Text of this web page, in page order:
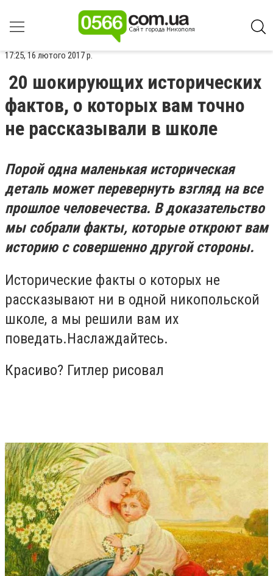
17:25, 16 лютого 2017 р.
20 шокирующих исторических
фактов, о которых вам точно
не рассказывали в школе
Порой одна маленькая историческая
деталь может перевернуть взгляд на все
прошлое человечества. В доказательство
мы собрали факты, которые откроют вам
историю с совершенно другой стороны.
Исторические факты о которых не
рассказывают ни в одной никопольской
школе, а мы решили вам их
поведать.Наслаждайтесь.
Красиво? Гитлер рисовал